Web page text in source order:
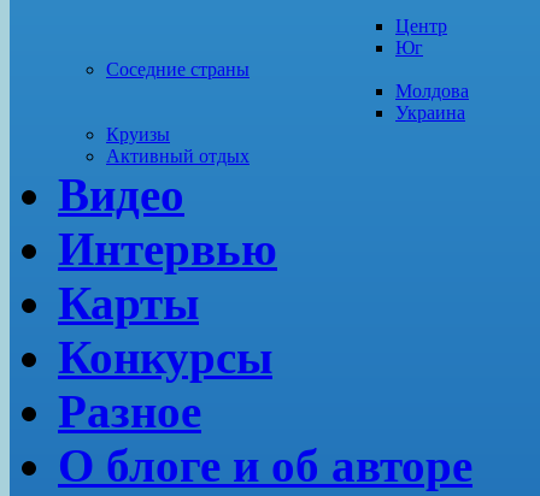
Центр
Юг
Соседние страны
Молдова
Украина
Круизы
Активный отдых
Видео
Интервью
Карты
Конкурсы
Разное
О блоге и об авторе